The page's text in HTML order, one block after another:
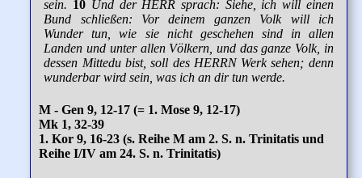
sein. 10 Und der HERR sprach: Siehe, ich will einen
Bund schließen: Vor deinem ganzen Volk will ich
Wunder tun, wie sie nicht geschehen sind in allen
Landen und unter allen Völkern, und das ganze Volk, in
dessen Mittedu bist, soll des HERRN Werk sehen; denn
wunderbar wird sein, was ich an dir tun werde.
M - Gen 9, 12-17 (= 1. Mose 9, 12-17)
Mk 1, 32-39
1. Kor 9, 16-23 (s. Reihe M am 2. S. n. Trinitatis und
Reihe I/IV am 24. S. n. Trinitatis)